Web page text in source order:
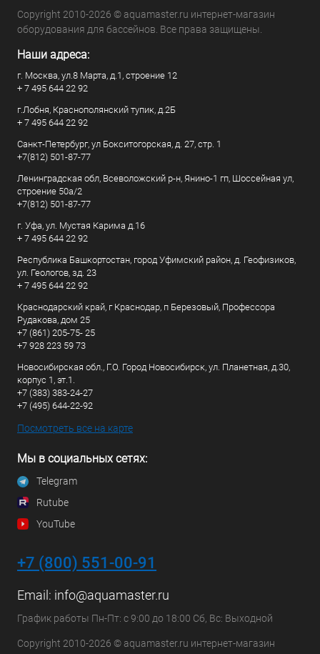
Copyright 2010-2026 © aquamaster.ru интернет-магазин
оборудования для бассейнов. Все права защищены.
Наши адреса:
г. Москва, ул.8 Марта, д.1, строение 12
+ 7 495 644 22 92
г.Лобня, Краснополянский тупик, д.2Б
+ 7 495 644 22 92
Санкт-Петербург, ул Бокситогорская, д. 27, стр. 1
+7(812) 501-87-77
Ленинградская обл, Всеволожский р-н, Янино-1 гп, Шоссейная ул,
строение 50а/2
+7(812) 501-87-77
г. Уфа, ул. Мустая Карима д.16
+ 7 495 644 22 92
Республика Башкортостан, город Уфимский район, д. Геофизиков,
ул. Геологов, зд. 23
+ 7 495 644 22 92
Краснодарский край, г Краснодар, п Березовый, Профессора
Рудакова, дом 25
+7 (861) 205-75- 25
+7 928 223 59 73
Новосибирская обл., Г.О. Город Новосибирск, ул. Планетная, д.30,
корпус 1, эт.1.
+7 (383) 383-24-27
+7 (495) 644-22-92
Посмотреть все на карте
Мы в социальных сетях:
Telegram
Rutube
YouTube
+7 (800) 551-00-91
Email: info@aquamaster.ru
График работы Пн-Пт: с 9:00 до 18:00 Сб, Вс: Выходной
Copyright 2010-2026 © aquamaster.ru интернет-магазин